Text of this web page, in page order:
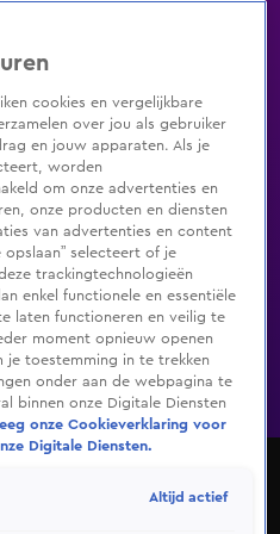
Zenders Genres
Shop
De Bondgenoten
dooie Schoof heeft echt een
cookies en vergelijkbare
over jou als gebruiker
en jouw apparaten. Als je
worden
om onze advertenties en
onze producten en diensten
van advertenties en content
opslaan” selecteert of je
trackingtechnologieën
enkel functionele en essentiële
laten functioneren en veilig te
moment opnieuw openen
je toestemming in te trekken
onder aan de webpagina te
binnen onze Digitale Diensten
onze Cookieverklaring voor
Digitale Diensten.
Altijd actief